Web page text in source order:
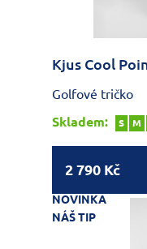
Kjus Cool
Golfové tričko
Skladem:
S M
2 790 Kč
NOVINKA
NÁŠ TIP